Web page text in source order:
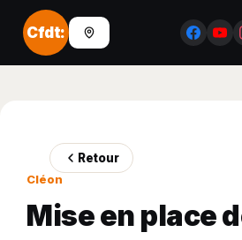
Cfdt:
Retour
Cléon
Mise en place